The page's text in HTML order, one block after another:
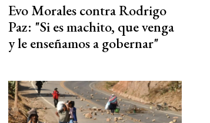
Evo Morales contra Rodrigo
Paz: "Si es machito, que venga
y le enseñamos a gobernar"